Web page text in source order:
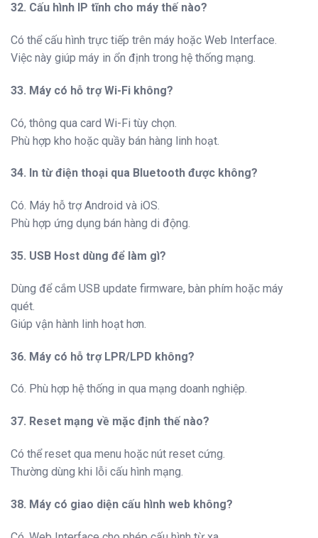
32. Cấu hình IP tĩnh cho máy thế nào?
Có thể cấu hình trực tiếp trên máy hoặc Web Interface.
Việc này giúp máy in ổn định trong hệ thống mạng.
33. Máy có hỗ trợ Wi-Fi không?
Có, thông qua card Wi-Fi tùy chọn.
Phù hợp kho hoặc quầy bán hàng linh hoạt.
34. In từ điện thoại qua Bluetooth được không?
Có. Máy hỗ trợ Android và iOS.
Phù hợp ứng dụng bán hàng di động.
35. USB Host dùng để làm gì?
Dùng để cắm USB update firmware, bàn phím hoặc máy
quét.
Giúp vận hành linh hoạt hơn.
36. Máy có hỗ trợ LPR/LPD không?
Có. Phù hợp hệ thống in qua mạng doanh nghiệp.
37. Reset mạng về mặc định thế nào?
Có thể reset qua menu hoặc nút reset cứng.
Thường dùng khi lỗi cấu hình mạng.
38. Máy có giao diện cấu hình web không?